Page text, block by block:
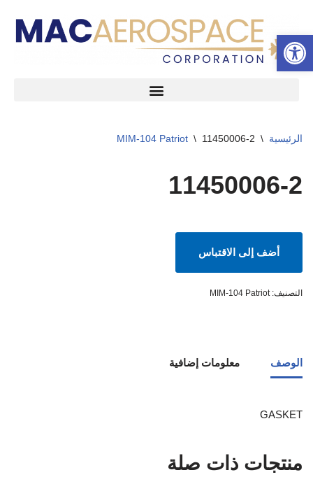
شريط الأدوات المفتوح
تخطى
إلى
المحتوى
الرئيسية \
MIM-104 Patriot \ 11450006-2
11450006-2
أضف إلى الاقتباس
التصنيف:MIM-104 Patriot
الوصف معلومات إضافية
GASKET
منتجات ذات صلة